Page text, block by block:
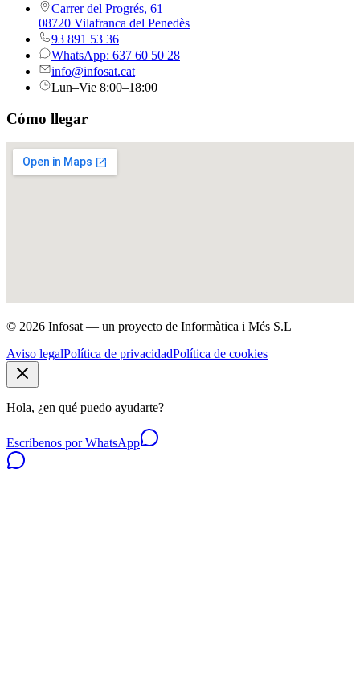
Carrer del Progrés, 61
08720 Vilafranca del Penedès
93 891 53 36
WhatsApp: 637 60 50 28
info@infosat.cat
Lun–Vie 8:00–18:00
Cómo llegar
© 2026 Infosat — un proyecto de Informàtica i Més S.L
Aviso legalPolítica de privacidadPolítica de cookies
Hola, ¿en qué puedo ayudarte?
Escríbenos por WhatsApp